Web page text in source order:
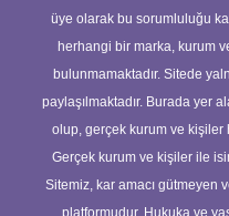
üye olarak bu sorumluluğu
herhangi bir marka, kurum
bulunmamaktadır. Sitede
paylaşılmaktadır. Burada yer
olup, gerçek kurum ve kişiler
Gerçek kurum ve kişiler ile
Sitemiz, kar amacı gütmeyen
platformudur. Hukuka ve